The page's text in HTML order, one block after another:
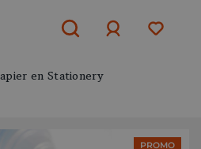
en Stationery
PROMO